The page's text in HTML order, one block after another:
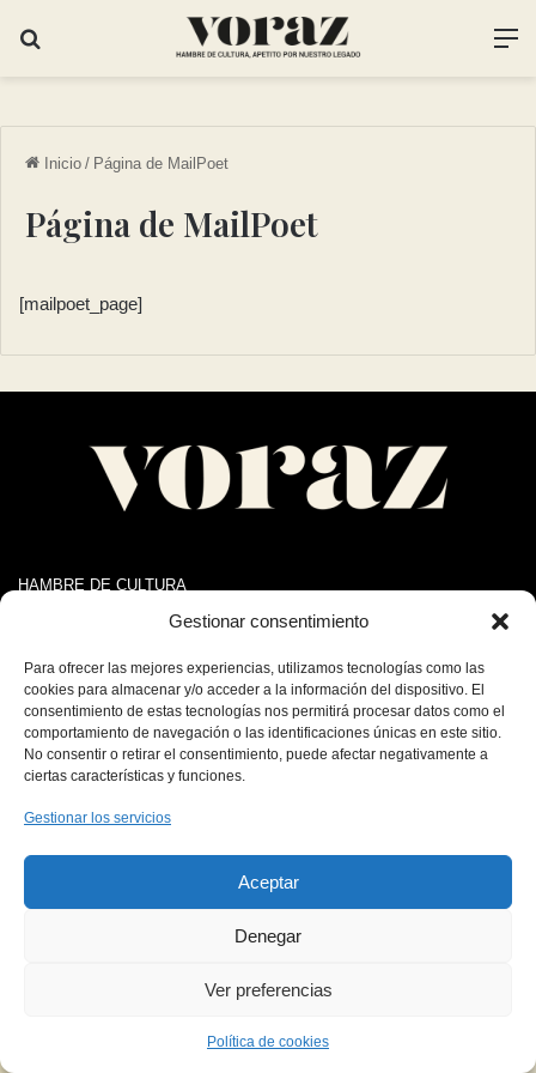
Gestionar consentimiento
Para ofrecer las mejores experiencias, utilizamos tecnologías como las
cookies para almacenar y/o acceder a la información del dispositivo. El
consentimiento de estas tecnologías nos permitirá procesar datos como el
comportamiento de navegación o las identificaciones únicas en este sitio.
No consentir o retirar el consentimiento, puede afectar negativamente a
ciertas características y funciones.
Gestionar los servicios
Aceptar
Denegar
Ver preferencias
Política de cookies
Inicio / Página de MailPoet
Página de MailPoet
[mailpoet_page]
HAMBRE DE CULTURA
Tu ración diaria de gastronomía
© Copyright 2026, Todos los derechos reservados |